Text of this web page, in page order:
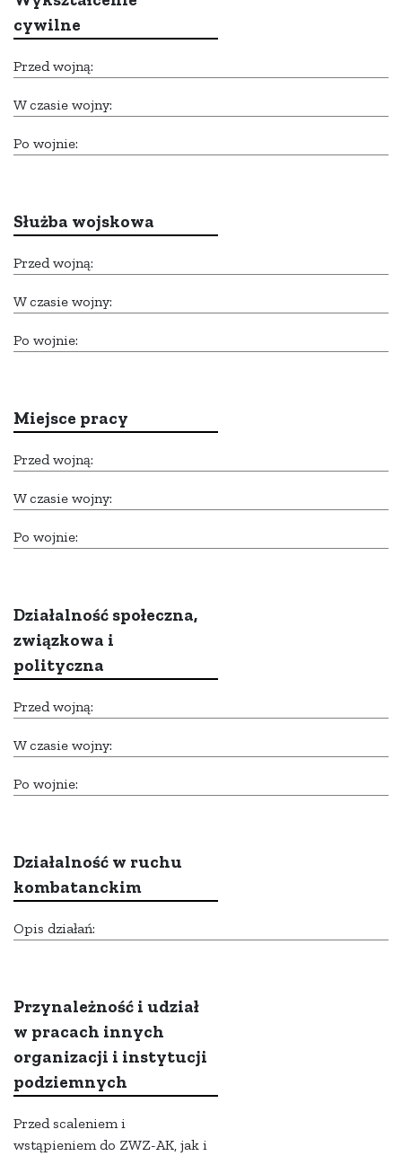
cywilne
Przed wojną:
W czasie wojny:
Po wojnie:
Służba wojskowa
Przed wojną:
W czasie wojny:
Po wojnie:
Miejsce pracy
Przed wojną:
W czasie wojny:
Po wojnie:
Działalność społeczna,
związkowa i
polityczna
Przed wojną:
W czasie wojny:
Po wojnie:
Działalność w ruchu
kombatanckim
Opis działań:
Przynależność i udział
w pracach innych
organizacji i instytucji
podziemnych
Przed scaleniem i
wstąpieniem do ZWZ-AK, jak i